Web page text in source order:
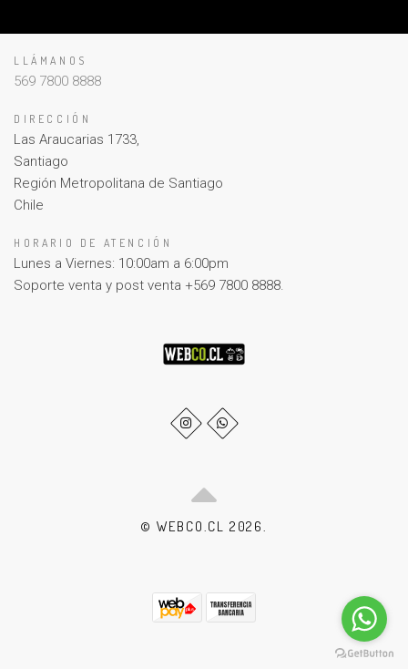
LLÁMANOS
569 7800 8888
DIRECCIÓN
Las Araucarias 1733,
Santiago
Región Metropolitana de Santiago
Chile
HORARIO DE ATENCIÓN
Lunes a Viernes: 10:00am a 6:00pm
Soporte venta y post venta +569 7800 8888.
© WEBCO.CL 2026.